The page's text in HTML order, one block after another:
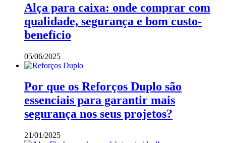
Alça para caixa: onde comprar com
qualidade, segurança e bom custo-
benefício
05/06/2025
Por que os Reforços Duplo são
essenciais para garantir mais
segurança nos seus projetos?
21/01/2025